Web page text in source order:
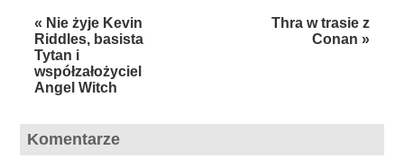
« Nie żyje Kevin
Riddles, basista
Tytan i
współzałożyciel
Angel Witch
Thra w trasie z
Conan »
Komentarze